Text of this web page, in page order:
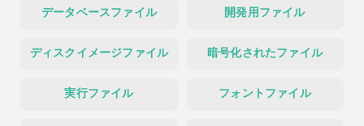
データベースファイル 開発用ファイル
ディスクイメージファイル 暗号化されたファイル
実行ファイル フォントファイル